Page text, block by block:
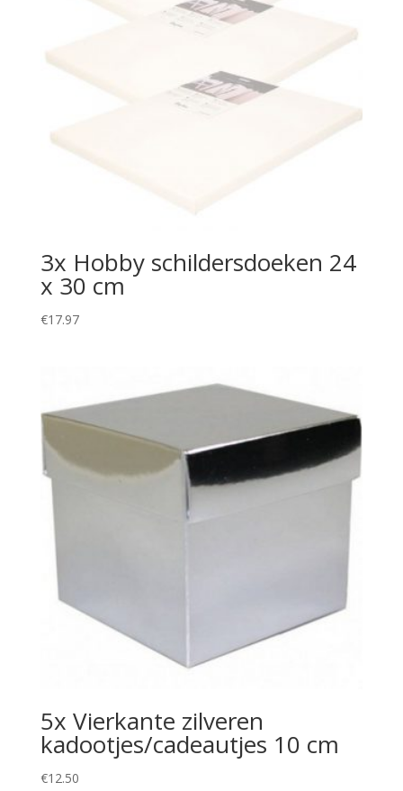
3x Hobby schildersdoeken 24
x 30 cm
€17.97
5x Vierkante zilveren
kadootjes/cadeautjes 10 cm
€12.50